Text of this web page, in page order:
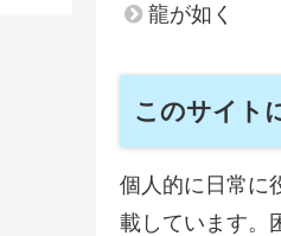
龍が如く
このサイト
個人的に日常に
載しています。